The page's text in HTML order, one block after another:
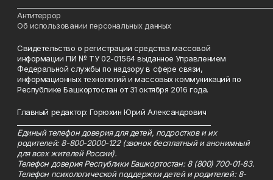
Антитеррор
Об использовании персональных данных
Свидетельство о регистрации средства массовой
информации ПИ № ТУ 02-01564 выданное Управлением
Федеральной службы по надзору в сфере связи,
информационных технологий и массовых коммуникаций по
Республике Башкортостан от 31 октября 2016 года.
Главный редактор: Горюхин Юрий Александрович
Единый телефон доверия для детей, подростков и их
родителей: 8-800-2000-122 (звонок бесплатный и анонимный
для всех жителей России).
Телефон доверия Республики Башкортостан: 8 (800) 700-01-83.
Телефон психологической поддержки детей и родителей: 8-